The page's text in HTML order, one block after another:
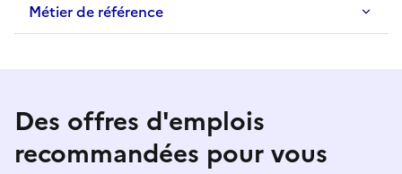
Métier de référence
Des offres d'emplois
recommandées pour vous